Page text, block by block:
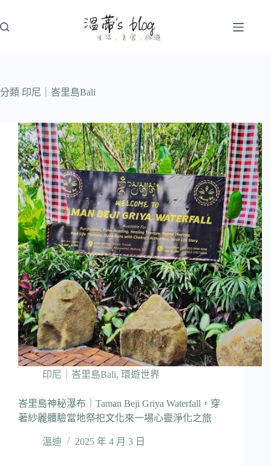
至
分類 印尼｜峇里島Bali
印尼｜峇里島Bali, 環遊世界
峇里島神秘瀑布｜Taman Beji Griya Waterfall，穿
著紗麗體驗當地祭祀文化來一場心靈淨化之旅
溫迪 2025 年 4 月 3 日